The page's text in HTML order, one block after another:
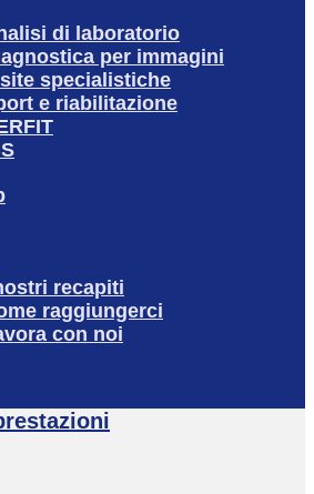
di laboratorio
per immagini
specialistiche
e riabilitazione
recapiti
raggiungerci
con noi